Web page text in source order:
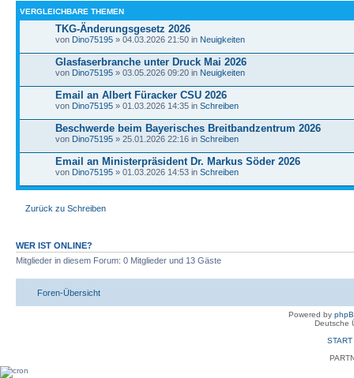
VERGLEICHBARE THEMEN
TKG-Änderungsgesetz 2026
von Dino75195 » 04.03.2026 21:50 in Neuigkeiten
Glasfaserbranche unter Druck Mai 2026
von Dino75195 » 03.05.2026 09:20 in Neuigkeiten
Email an Albert Füracker CSU 2026
von Dino75195 » 01.03.2026 14:35 in Schreiben
Beschwerde beim Bayerisches Breitbandzentrum 2026
von Dino75195 » 25.01.2026 22:16 in Schreiben
Email an Ministerpräsident Dr. Markus Söder 2026
von Dino75195 » 01.03.2026 14:53 in Schreiben
Zurück zu Schreiben
WER IST ONLINE?
Mitglieder in diesem Forum: 0 Mitglieder und 13 Gäste
Foren-Übersicht
Powered by
Deutsche
START